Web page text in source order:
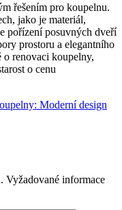
řešením pro koupelnu.
jako je materiál,
pořízení posuvných dveří
prostoru a elegantního
renovaci koupelny,
o cenu
Moderní design
Vyžadované informace